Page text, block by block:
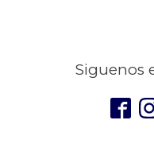
Siguenos